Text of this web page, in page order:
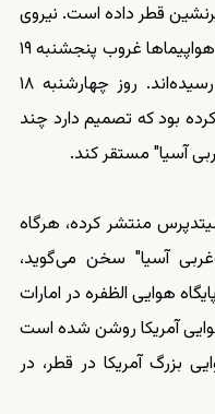
نیروی
هوایی آمریکا اعلام کرده است که این هواپیماها غروب پنجشنبه ۱۹
روز چهارشنبه ۱۸
بود که تصمیم دارد چند
آسیا" مستقر کند.
منتشر کرده، هرگاه
آسیا" سخن می‌گوید،
هوایی الظفره در امارات
آمریکا روشن شده است
بزرگ آمریکا در قطر، در